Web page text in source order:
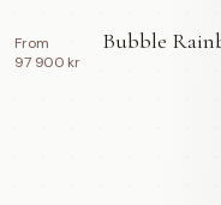
From
97 900 kr
Bubble